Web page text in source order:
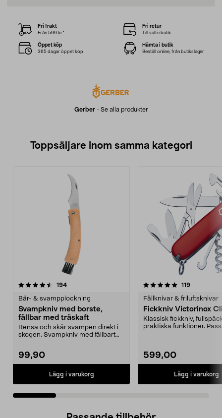
Gerber- Se alla produkter
Fri frakt
Från 599 kr*
Fri retur
Till valfri butik
Öppet köp
365 dagar öppet köp
Hämta i butik
Beställ online, från butikslager
Toppsäljare inom samma kategori
194recensioner
Bär- & svampplockning
Svampkniv med borste,
fällbar med träskaft
Rensa och skär svampen direkt i
skogen. Svampkniv med fällbart
99,90
Lägg i varukorg
5.0 av 5 stjärnor 119
Fällknivar & friluftsknivar
Fickkniv Victorinox
Klassisk fickkniv,
praktiska funktioner.
599,00
Lägg i varukorg
4.5 av 5 stjärnor